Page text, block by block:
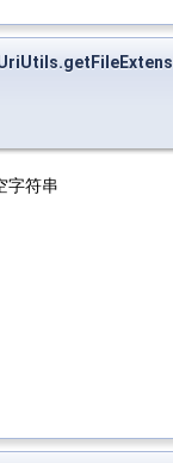
字符串